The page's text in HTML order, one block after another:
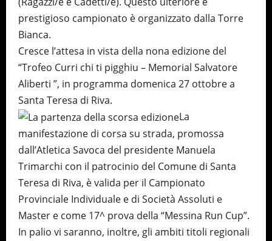
prestigioso campionato è organizzato dalla Torre
Bianca.
Cresce l’attesa in vista della nona edizione del
“Trofeo Curri chi ti pigghiu – Memorial Salvatore
Aliberti ”, in programma domenica 27 ottobre a
Santa Teresa di Riva.
La
manifestazione di corsa su strada, promossa
dall’Atletica Savoca del presidente Manuela
Trimarchi con il patrocinio del Comune di Santa
Teresa di Riva, è valida per il Campionato
Provinciale Individuale e di Società Assoluti e
Master e come 17^ prova della “Messina Run Cup”.
In palio vi saranno, inoltre, gli ambiti titoli regionali